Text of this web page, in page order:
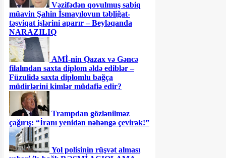
Vəzifədən qovulmuş sabiq
müavin Şahin İsmayılovun təbliğat-
təşviqat işlərini aparır – Beyləqanda
NARAZILIQ
AMİ-nin Qazax və Gəncə
filalından saxta diplom əldə ediblər –
Füzulidə saxta diplomlu bağça
müdirlərini kimlər müdafiə edir?
Trampdan gözlənilməz
çağırış: “İranı yenidən nəhəngə çevirək!”
Yol polisinin rüşvət alması